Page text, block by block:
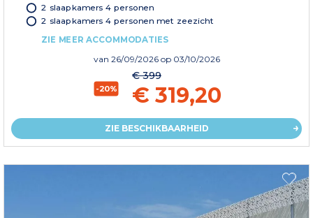
2 slaapkamers 4 personen
2 slaapkamers 4 personen met zeezicht
ZIE MEER ACCOMMODATIES
van 26/09/2026 op 03/10/2026
-20%
€ 399
€ 319,20
ZIE BESCHIKBAARHEID